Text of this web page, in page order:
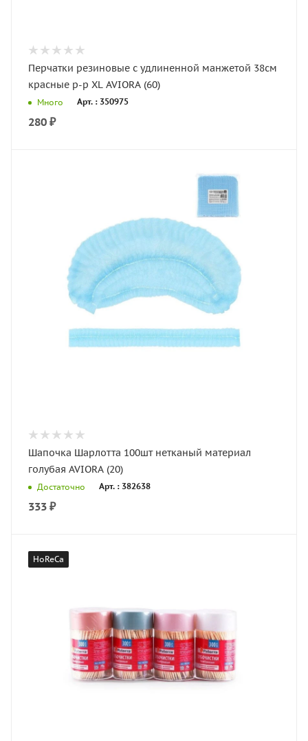
Перчатки резиновые с удлиненной манжетой 38см
красные р-р XL AVIORA (60)
Много Арт. : 350975
280 ₽
Шапочка Шарлотта 100шт нетканый материал
голубая AVIORA (20)
Достаточно Арт. : 382638
333 ₽
HoReCa